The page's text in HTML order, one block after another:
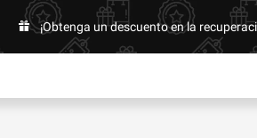
¡Obtenga un descuento en la